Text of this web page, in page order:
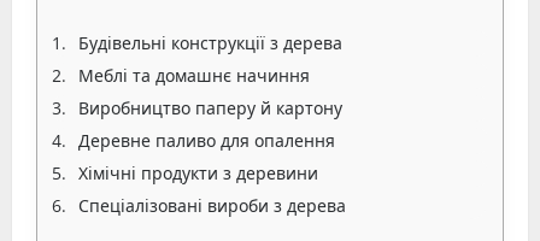
Будівельні конструкції з дерева
Меблі та домашнє начиння
Виробництво паперу й картону
Деревне паливо для опалення
Хімічні продукти з деревини
Спеціалізовані вироби з дерева